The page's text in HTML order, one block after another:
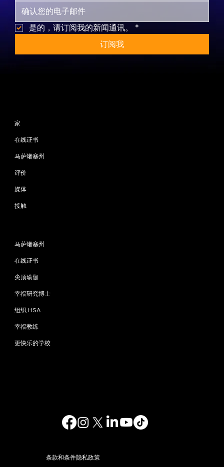
是的，请订阅我的新闻通讯。
*
订阅我
家
在线证书
马萨诸塞州
评价
媒体
接触
马萨诸塞州
在线证书
尖顶瑜伽
幸福研究博士
组织 HSA
幸福教练
更快乐的学校
条款和条件隐私政策